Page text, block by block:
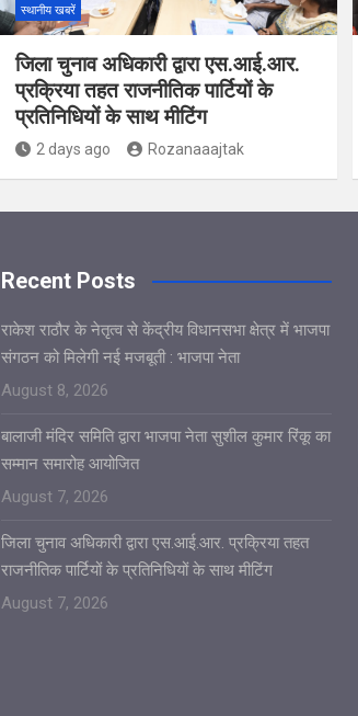
स्थानीय खबरें
जिला चुनाव अधिकारी द्वारा एस.आई.आर.
प्रक्रिया तहत राजनीतिक पार्टियों के
प्रतिनिधियों के साथ मीटिंग
2 days ago Rozanaaajtak
Recent Posts
राकेश राठौर के नेतृत्व से केंद्रीय विधानसभा क्षेत्र में भाजपा
संगठन को मिलेगी नई मजबूती : भाजपा नेता
August 8, 2026
बालाजी मंदिर समिति द्वारा भाजपा नेता सुशील कुमार रिंकू का
सम्मान समारोह आयोजित
August 7, 2026
जिला चुनाव अधिकारी द्वारा एस.आई.आर. प्रक्रिया तहत
राजनीतिक पार्टियों के प्रतिनिधियों के साथ मीटिंग
August 7, 2026